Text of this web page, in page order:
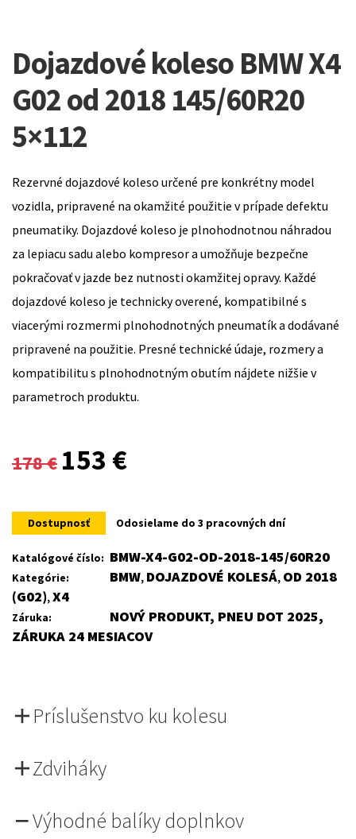
Dojazdové koleso BMW X4
G02 od 2018 145/60R20
5×112
Rezervné dojazdové koleso určené pre konkrétny model
vozidla, pripravené na okamžité použitie v prípade defektu
pneumatiky. Dojazdové koleso je plnohodnotnou náhradou
za lepiacu sadu alebo kompresor a umožňuje bezpečne
pokračovať v jazde bez nutnosti okamžitej opravy. Každé
dojazdové koleso je technicky overené, kompatibilné s
viacerými rozmermi plnohodnotných pneumatík a dodávané
pripravené na použitie. Presné technické údaje, rozmery a
kompatibilitu s plnohodnotným obutím nájdete nižšie v
parametroch produktu.
178€
Original
was:
178 €.
153 €
is:
153 €.
Dostupnosť Odosielame do 3 pracovných dní
Katalógové číslo: BMW-X4-G02-OD-2018-145/60R20
Kategórie: BMW, DOJAZDOVÉ KOLESÁ, OD 2018
(G02),X4
Záruka:
NOVÝ PRODUKT, PNEU DOT 2025,
ZÁRUKA 24 MESIACOV
Príslušenstvo ku kolesu
Zdviháky
Výhodné balíky doplnkov